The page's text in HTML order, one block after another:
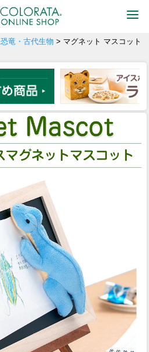
恐竜・古代生物 > マグネット マスコット